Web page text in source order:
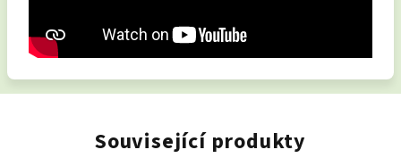
Související produkty